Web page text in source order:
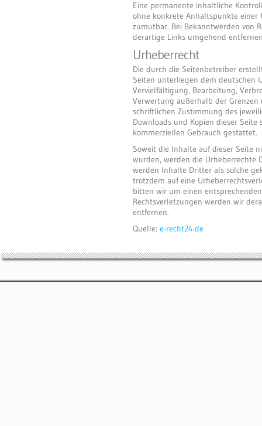
Eine permanente inhaltliche
ohne konkrete Anhaltspunkte einer
zumutbar. Bei Bekanntwerden von
derartige Links umgehend
Urheberrecht
Die durch die Seitenbetreiber
Seiten unterliegen dem deutschen
Vervielfältigung, Bearbeitung,
Verwertung außerhalb der
schriftlichen Zustimmung des
Downloads und Kopien dieser
kommerziellen Gebrauch gestattet.
Soweit die Inhalte auf dieser Seite
wurden, werden die Urheberrechte
werden Inhalte Dritter als solche
trotzdem auf eine
bitten wir um einen
Rechtsverletzungen werden wir
entfernen.
Quelle: e-recht24.de